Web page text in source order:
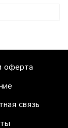
оферта
связь